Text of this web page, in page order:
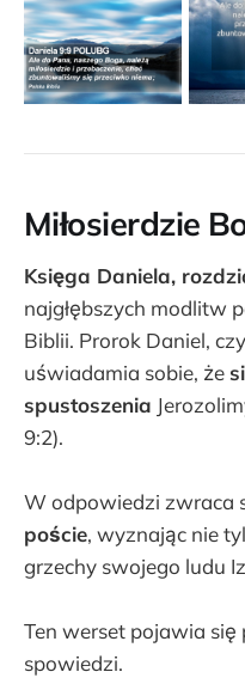
Miłosierdzie
Księga Daniela,
najgłębszych modlitw
Biblii. Prorok Daniel,
uświadamia sobie, że
spustoszenia
9:2).
W odpowiedzi zwraca
poście, wyznając nie
grzechy swojego ludu
Ten werset pojawia się
spowiedzi.